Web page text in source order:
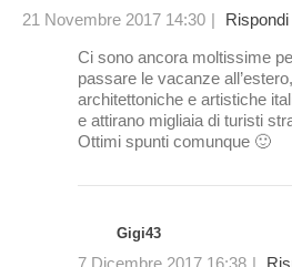
21 Novembre 2017 14:30 |
Rispondi
Ci sono ancora moltissime
passare le vacanze
architettoniche e artistiche
e attirano migliaia di turisti
Ottimi spunti comunque 🙂
Gigi43